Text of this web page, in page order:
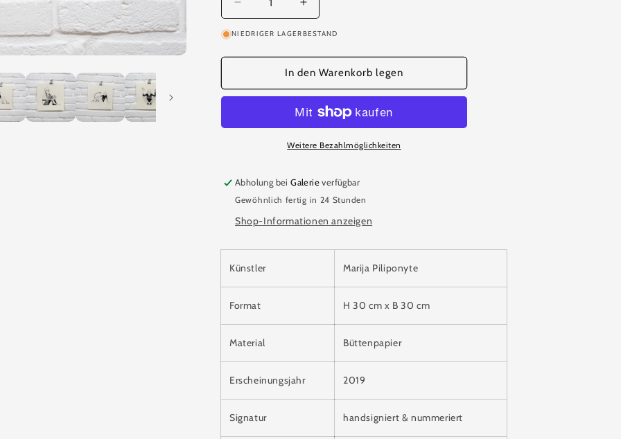
Verringere
die
Menge
Sternzeichen
Marija
Erhöhe
die
Menge
Sternzeichen
-
Marija
Piliponyte
NIEDRIGER LAGERBESTAND
In den Warenkorb legen
Weitere Bezahlmöglichkeiten
Abholung beiGalerieverfügbar
Gewöhnlich fertig in 24 Stunden
Shop-Informationen anzeigen
Künstler Marija Piliponyte
Format H 30 cm x B 30 cm
Material Büttenpapier
Erscheinungsjahr 2019
Signatur handsigniert & nummeriert